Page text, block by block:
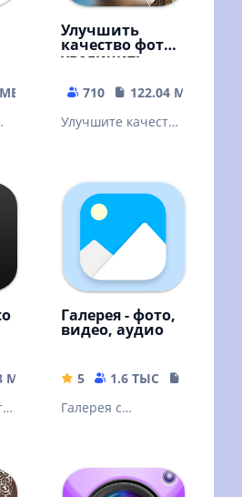
Улучшить
качество фото,
увеличить
710
122.04 MB
Улучшите качество
белые фото,
восстановите
старые фото
Галерея - фото,
видео, аудио
5 1.6 ТЫС
Галерея с